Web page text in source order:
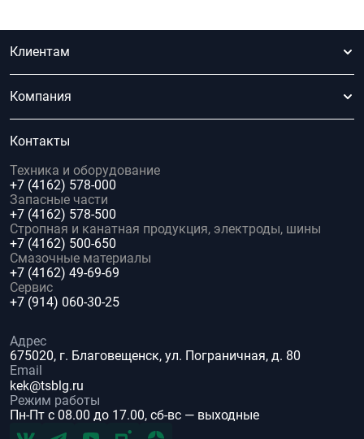
Клиентам
Компания
Контакты
Техника и оборудование
+7 (4162) 578-000
Запасные части
+7 (4162) 578-500
Стропная и канатная продукция, электроды, шины
+7 (4162) 500-650
Смазочные материалы
+7 (4162) 49-69-69
Сервис
+7 (914) 060-30-25
Адрес
675020, г. Благовещенск, ул. Пограничная, д. 80
Email
kek@tsblg.ru
Режим работы
Пн-Пт с 08.00 до 17.00, сб-вс — выходные